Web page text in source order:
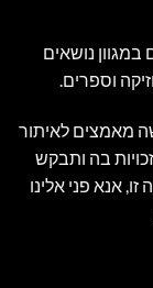
נושאים
וספרים.
מאמצים לאיתור
בה ותבקש
אנא פני אלינו